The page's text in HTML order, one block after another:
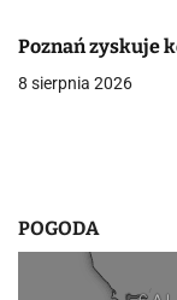
i
Poznań zyskuje
8 sierpnia 2026
POGODA